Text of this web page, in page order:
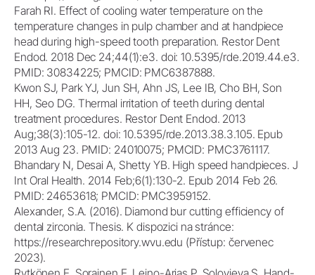
Farah RI. Effect of cooling water temperature on the
temperature changes in pulp chamber and at handpiece
head during high-speed tooth preparation. Restor Dent
Endod. 2018 Dec 24;44(1):e3. doi: 10.5395/rde.2019.44.e3.
PMID: 30834225; PMCID: PMC6387888.
Kwon SJ, Park YJ, Jun SH, Ahn JS, Lee IB, Cho BH, Son
HH, Seo DG. Thermal irritation of teeth during dental
treatment procedures. Restor Dent Endod. 2013
Aug;38(3):105-12. doi: 10.5395/rde.2013.38.3.105. Epub
2013 Aug 23. PMID: 24010075; PMCID: PMC3761117.
Bhandary N, Desai A, Shetty YB. High speed handpieces. J
Int Oral Health. 2014 Feb;6(1):130-2. Epub 2014 Feb 26.
PMID: 24653618; PMCID: PMC3959152.
Alexander, S.A. (2016). Diamond bur cutting efficiency of
dental zirconia. Thesis. K dispozici na stránce:
https://researchrepository.wvu.edu (Přístup: červenec
2023).